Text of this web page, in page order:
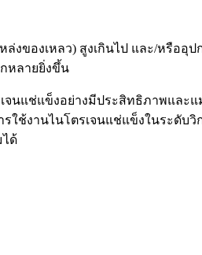
ของเหลว) สูงเกินไป และ/หรือ
หลายยิ่งขึ้น
นแช่แข็งอย่างมีประสิทธิภาพและ
ช้งานไนโตรเจนแช่แข็งในระดับวิ
ได้